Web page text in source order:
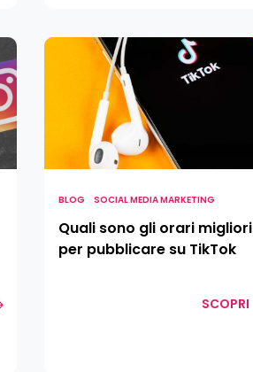
Quali
migliori
pubblicare
su
TikTok
BLOG SOCIAL MEDIA MARKETING
Quali sono gli orari migliori
per pubblicare su TikTok
SCOPRI